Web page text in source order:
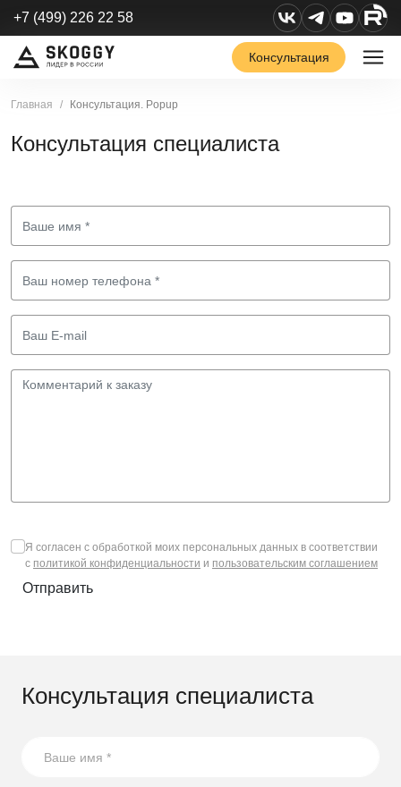
+7 (499) 226 22 58
Консультация
Главная Консультация. Popup
Консультация специалиста
Я согласен с обработкой моих персональных данных в соответствии
с политикой конфиденциальности и пользовательским соглашением
Отправить
Консультация специалиста